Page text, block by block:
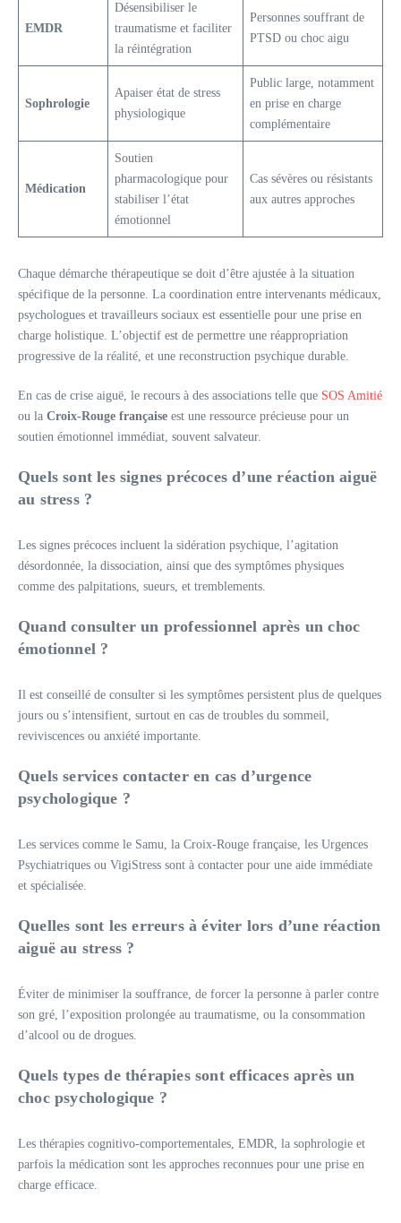
EMDR
Désensibiliser le
traumatisme et faciliter
la réintégration
Personnes souffrant de
PTSD ou choc aigu
Sophrologie
Apaiser état de stress
physiologique
Public large, notamment
en prise en charge
complémentaire
Médication
Soutien
pharmacologique pour
stabiliser l’état
émotionnel
Cas sévères ou résistants
aux autres approches
Chaque démarche thérapeutique se doit d’être ajustée à la situation
spécifique de la personne. La coordination entre intervenants médicaux,
psychologues et travailleurs sociaux est essentielle pour une prise en
charge holistique. L’objectif est de permettre une réappropriation
progressive de la réalité, et une reconstruction psychique durable.
En cas de crise aiguë, le recours à des associations telle que SOS Amitié
ou la Croix-Rouge française est une ressource précieuse pour un
soutien émotionnel immédiat, souvent salvateur.
Quels sont les signes précoces d’une réaction aiguë
au stress ?
Les signes précoces incluent la sidération psychique, l’agitation
désordonnée, la dissociation, ainsi que des symptômes physiques
comme des palpitations, sueurs, et tremblements.
Quand consulter un professionnel après un choc
émotionnel ?
Il est conseillé de consulter si les symptômes persistent plus de quelques
jours ou s’intensifient, surtout en cas de troubles du sommeil,
reviviscences ou anxiété importante.
Quels services contacter en cas d’urgence
psychologique ?
Les services comme le Samu, la Croix-Rouge française, les Urgences
Psychiatriques ou VigiStress sont à contacter pour une aide immédiate
et spécialisée.
Quelles sont les erreurs à éviter lors d’une réaction
aiguë au stress ?
Éviter de minimiser la souffrance, de forcer la personne à parler contre
son gré, l’exposition prolongée au traumatisme, ou la consommation
d’alcool ou de drogues.
Quels types de thérapies sont efficaces après un
choc psychologique ?
Les thérapies cognitivo-comportementales, EMDR, la sophrologie et
parfois la médication sont les approches reconnues pour une prise en
charge efficace.